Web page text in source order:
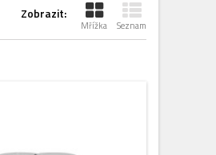
Zobrazit:
Mřížka Seznam